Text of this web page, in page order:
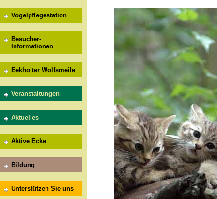
Vogelpflegestation
Besucher-
Informationen
Eekholter Wolfsmeile
Veranstaltungen
Aktuelles
Aktive Ecke
Bildung
Unterstützen Sie uns